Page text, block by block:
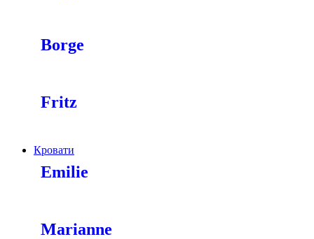
Borge
Fritz
Кровати
Emilie
Marianne